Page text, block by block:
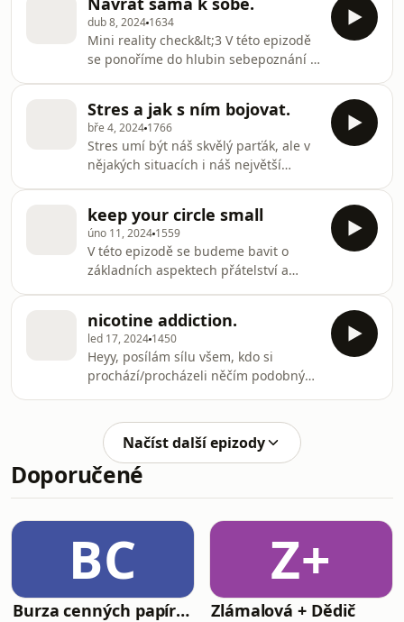
přijímaček na psychologii a studijních
plánů do budoucna. Enjoy xx
dub 8, 2024 1634
Mini reality check&lt;3 V této epizodě
se ponoříme do hlubin sebepoznání a
často odvádějí od naší cesty a
Stres a jak s ním bojovat.
bře 4, 2024 1766
Stres umí být náš skvělý parťák, ale v
nějakých situacích i náš největší
proti dlouhodobému ''nezdravému''
stresu. Doufám, že si epizodu užiješ
stejně tak, jako já proces nahrávání!!
&lt;3
keep your circle small
úno 11, 2024 1559
V této epizodě se budeme bavit o
základních aspektech přátelství a
roli při tvoření vztahů, jak těch
kamarádských, tak i těch
partnerských. A mnoho mnoho
dalšího.. :) Enjoy!! Love you xx
nicotine addiction.
led 17, 2024 1450
Heyy, posílám sílu všem, kdo si
prochází/procházeli něčím podobným.
Načíst další epizody
Doporučené
BC
Burza cenných papírů Praha
Z+
Zlámalová + Dědič